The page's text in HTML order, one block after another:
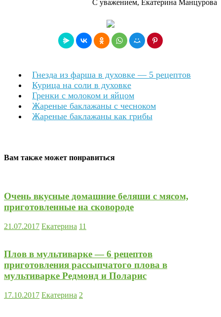
С уважением, Екатерина Манцурова
Гнезда из фарша в духовке — 5 рецептов
Курица на соли в духовке
Гренки с молоком и яйцом
Жареные баклажаны с чесноком
Жареные баклажаны как грибы
Вам также может понравиться
Очень вкусные домашние беляши с мясом,
приготовленные на сковороде
21.07.2017 Екатерина 11
Плов в мультиварке — 6 рецептов
приготовления рассыпчатого плова в
мультиварке Редмонд и Поларис
17.10.2017 Екатерина 2